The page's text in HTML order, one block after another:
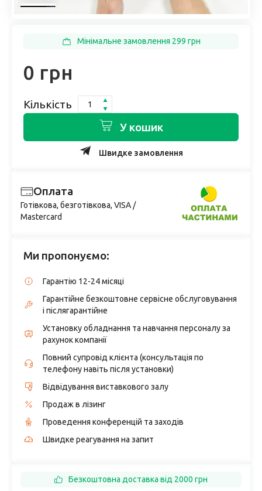
Мінімальне замовлення 299 грн
0 грн
Кількість
У кошик
Швидке замовлення
Оплата
Готівкова, безготівкова, VISA /
Mastercard
Ми пропонуємо:
Гарантію 12-24 місяці
Гарантійне безкоштовне сервісне обслуговування
і післягарантійне
Установку обладнання та навчання персоналу за
рахунок компанії
Повний супровід клієнта (консультація по
телефону навіть після установки)
Відвідування виставкового залу
Продаж в лізинг
Проведення конференцій та заходів
Швидке реагування на запит
Безкоштовна доставка від 2000 грн